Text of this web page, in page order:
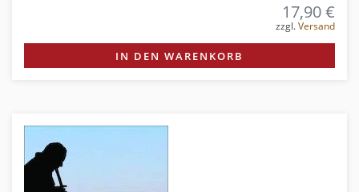
17,90 €
zzgl.Versand
IN DEN WARENKORB